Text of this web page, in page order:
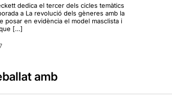
dedica el tercer dels cicles temàtics
a La revolució dels gèneres amb la
posar en evidència el model masclista i
[…]
amb